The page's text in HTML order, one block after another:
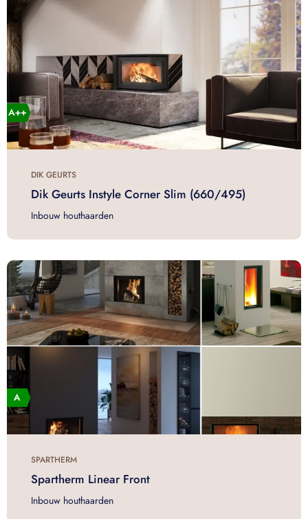
DIK GEURTS
Dik Geurts Instyle Corner Slim (660/495)
Inbouw houthaarden
SPARTHERM
Spartherm Linear Front
Inbouw houthaarden